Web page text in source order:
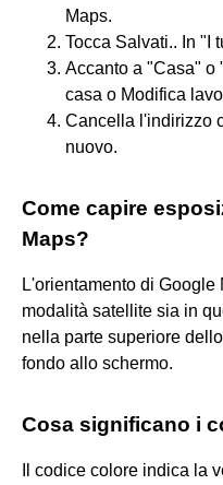
Maps.
Tocca Salvati.. In "I
Accanto a "Casa" o
casa o Modifica
Cancella l'indirizzo
nuovo.
Come capire
Maps?
L'orientamento di
modalità satellite sia in
nella parte superiore
fondo allo schermo.
Cosa significano i
Il codice colore indica la